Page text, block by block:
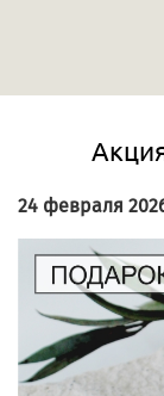
24 февраля